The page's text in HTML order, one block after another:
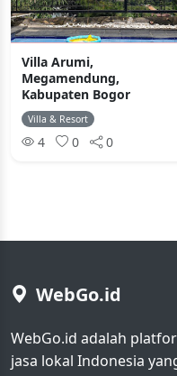
Villa Arumi,
Megamendung,
Kabupaten Bogor
Villa & Resort
4 0 0
WebGo.id
WebGo.id adalah
jasa lokal Indonesia